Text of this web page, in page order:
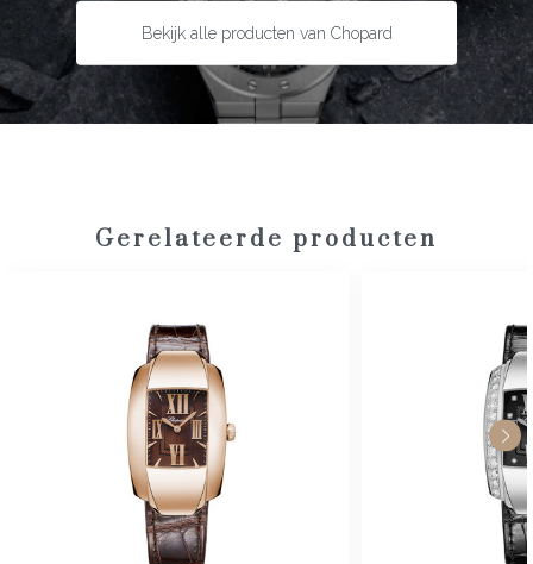
Bandmateriaal:
Garantie:
2 jaar
Bekijk alle producten van Chopard
Gerelateerde producten